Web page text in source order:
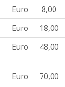
Euro
8,00
Euro
18,00
Euro 48,00
Euro
70,00